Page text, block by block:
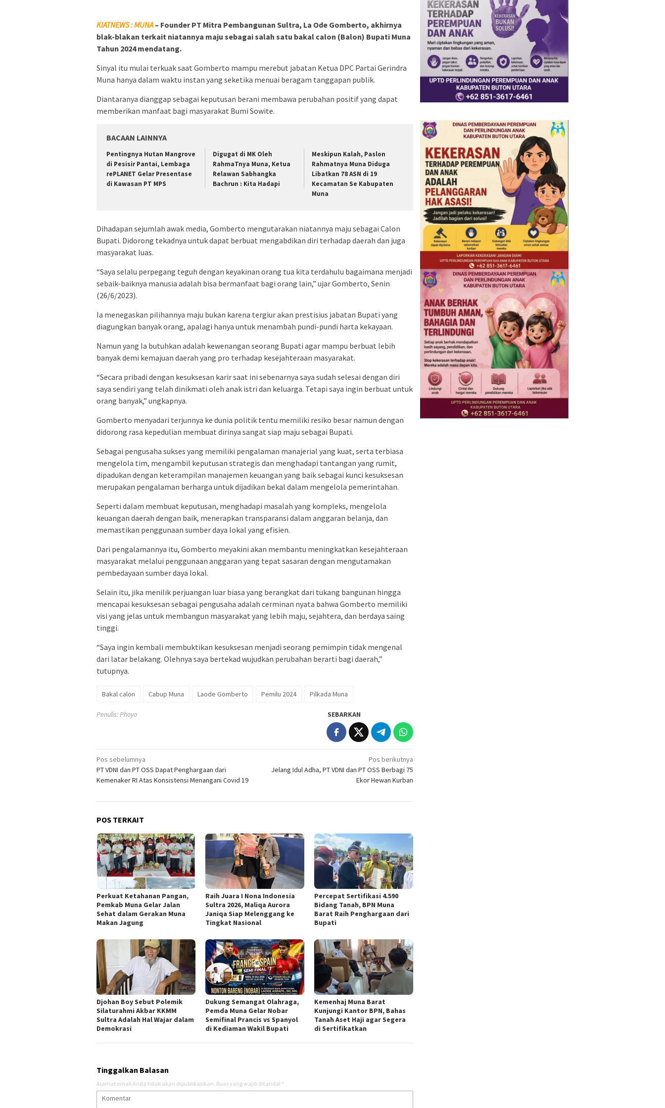
KIATNEWS : MUNA – Founder PT Mitra Pembangunan Sultra, La Ode Gomberto, akhirnya
blak-blakan terkait niatannya maju sebagai salah satu bakal calon (Balon) Bupati Muna
Tahun 2024 mendatang.
Sinyal itu mulai terkuak saat Gomberto mampu merebut jabatan Ketua DPC Partai Gerindra
Muna hanya dalam waktu instan yang seketika menuai beragam tanggapan publik.
Diantaranya dianggap sebagai keputusan berani membawa perubahan positif yang dapat
memberikan manfaat bagi masyarakat Bumi Sowite.
BACAAN LAINNYA
Pentingnya Hutan Mangrove
di Pesisir Pantai, Lembaga
rePLANET Gelar Presentase
di Kawasan PT MPS
Digugat di MK Oleh
RahmaTnya Muna, Ketua
Relawan Sabhangka
Bachrun : Kita Hadapi
Meskipun Kalah, Paslon
Rahmatnya Muna Diduga
Libatkan 78 ASN di 19
Kecamatan Se Kabupaten
Muna
Dihadapan sejumlah awak media, Gomberto mengutarakan niatannya maju sebagai Calon
Bupati. Didorong tekadnya untuk dapat berbuat mengabdikan diri terhadap daerah dan juga
masyarakat luas.
“Saya selalu perpegang teguh dengan keyakinan orang tua kita terdahulu bagaimana menjadi
sebaik-baiknya manusia adalah bisa bermanfaat bagi orang lain,” ujar Gomberto, Senin
(26/6/2023).
Ia menegaskan pilihannya maju bukan karena tergiur akan prestisius jabatan Bupati yang
diagungkan banyak orang, apalagi hanya untuk menambah pundi-pundi harta kekayaan.
Namun yang Ia butuhkan adalah kewenangan seorang Bupati agar mampu berbuat lebih
banyak demi kemajuan daerah yang pro terhadap kesejahteraan masyarakat.
“Secara pribadi dengan kesuksesan karir saat ini sebenarnya saya sudah selesai dengan diri
saya sendiri yang telah dinikmati oleh anak istri dan keluarga. Tetapi saya ingin berbuat untuk
orang banyak,” ungkapnya.
Gomberto menyadari terjunnya ke dunia politik tentu memiliki resiko besar namun dengan
didorong rasa kepedulian membuat dirinya sangat siap maju sebagai Bupati.
Sebagai pengusaha sukses yang memiliki pengalaman manajerial yang kuat, serta terbiasa
mengelola tim, mengambil keputusan strategis dan menghadapi tantangan yang rumit,
dipadukan dengan keterampilan manajemen keuangan yang baik sebagai kunci kesuksesan
merupakan pengalaman berharga untuk dijadikan bekal dalam mengelola pemerintahan.
Seperti dalam membuat keputusan, menghadapi masalah yang kompleks, mengelola
keuangan daerah dengan baik, menerapkan transparansi dalam anggaran belanja, dan
memastikan penggunaan sumber daya lokal yang efisien.
Dari pengalamannya itu, Gomberto meyakini akan membantu meningkatkan kesejahteraan
masyarakat melalui penggunaan anggaran yang tepat sasaran dengan mengutamakan
pembedayaan sumber daya lokal.
Selain itu, jika menilik perjuangan luar biasa yang berangkat dari tukang bangunan hingga
mencapai kesuksesan sebagai pengusaha adalah cerminan nyata bahwa Gomberto memiliki
visi yang jelas untuk membangun masyarakat yang lebih maju, sejahtera, dan berdaya saing
tinggi.
“Saya ingin kembali membuktikan kesuksesan menjadi seorang pemimpin tidak mengenal
dari latar belakang. Olehnya saya bertekad wujudkan perubahan berarti bagi daerah,”
tutupnya.
Bakal calon Cabup Muna Laode Gomberto Pemilu 2024 Pilkada Muna
Penulis: Phoyo SEBARKAN
Navigasi
pos
Pos sebelumnya
PT VDNI dan PT OSS Dapat Penghargaan dari
Kemenaker RI Atas Konsistensi Menangani Covid 19
Pos berikutnya
Jelang Idul Adha, PT VDNI dan PT OSS Berbagi 75
Ekor Hewan Kurban
POS TERKAIT
Perkuat Ketahanan Pangan,
Pemkab Muna Gelar Jalan
Sehat dalam Gerakan Muna
Makan Jagung
Raih Juara I Nona Indonesia
Sultra 2026, Maliqa Aurora
Janiqa Siap Melenggang ke
Tingkat Nasional
Percepat Sertifikasi 4.590
Bidang Tanah, BPN Muna
Barat Raih Penghargaan dari
Bupati
Djohan Boy Sebut Polemik
Silaturahmi Akbar KKMM
Sultra Adalah Hal Wajar dalam
Demokrasi
Dukung Semangat Olahraga,
Pemda Muna Gelar Nobar
Semifinal Prancis vs Spanyol
di Kediaman Wakil Bupati
Kemenhaj Muna Barat
Kunjungi Kantor BPN, Bahas
Tanah Aset Haji agar Segera
di Sertifikatkan
Tinggalkan Balasan
Alamat email Anda tidak akan dipublikasikan. Ruas yang wajib ditandai *